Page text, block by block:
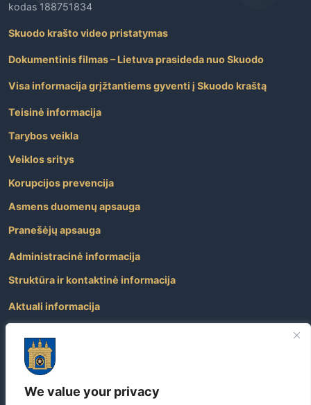
We value your privacy
kodas 188751834
Skuodo krašto video pristatymas
Dokumentinis filmas – Lietuva prasideda nuo Skuodo
Visa informacija grįžtantiems gyventi į Skuodo kraštą
Teisinė informacija
Tarybos veikla
Veiklos sritys
Korupcijos prevencija
Asmens duomenų apsauga
Pranešėjų apsauga
Administracinė informacija
Struktūra ir kontaktinė informacija
Aktuali informacija
Atviri duomenys
Nuorodos
Dažniausiai užduodami klausimai